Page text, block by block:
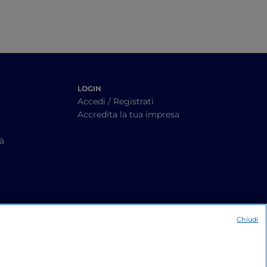
LOGIN
Accedi / Registrati
Accredita la tua impresa
Chiudi